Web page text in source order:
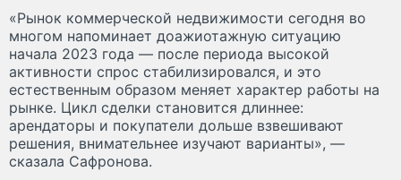
«Рынок коммерческой недвижимости сегодня во
многом напоминает доажиотажную ситуацию
начала 2023 года — после периода высокой
активности спрос стабилизировался, и это
естественным образом меняет характер работы на
рынке. Цикл сделки становится длиннее:
арендаторы и покупатели дольше взвешивают
решения, внимательнее изучают варианты», —
сказала Сафронова.